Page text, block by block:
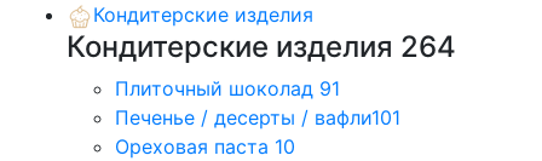
Кондитерские изделия
Кондитерские изделия 264
Плиточный шоколад 91
Печенье / десерты / вафли101
Ореховая паста 10